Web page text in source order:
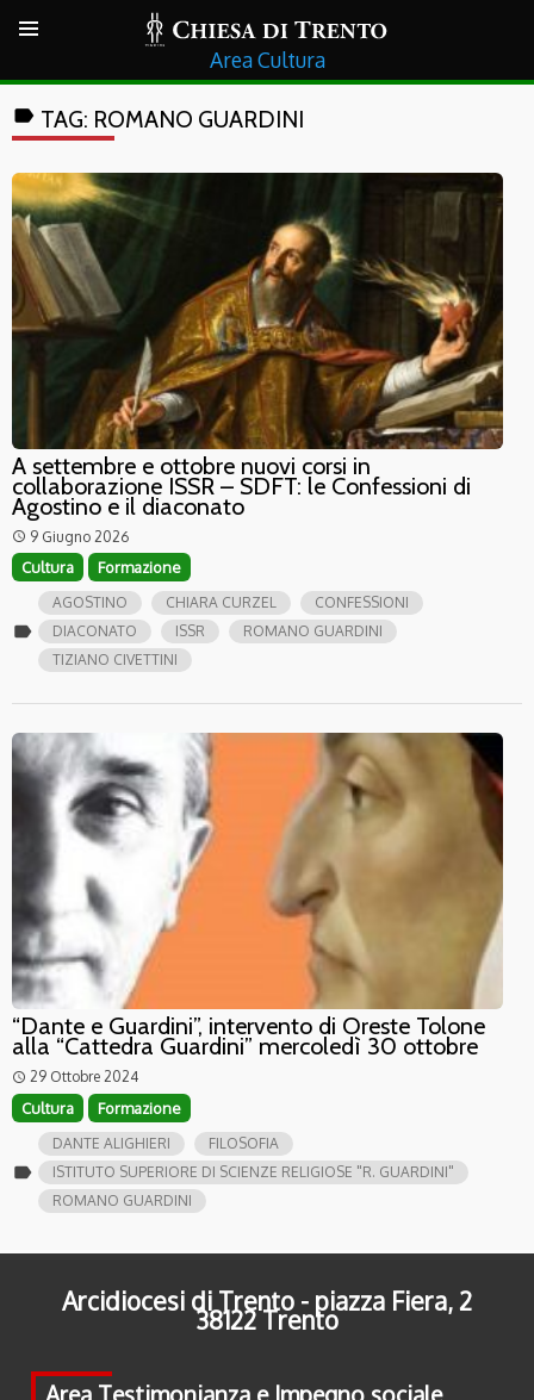
Cultura
label TAG: ROMANO GUARDINI
A settembre e ottobre nuovi corsi in
collaborazione ISSR – SDFT: le Confessioni di
Agostino e il diaconato
access_time 9 Giugno 2026
Cultura Formazione
label
AGOSTINO CHIARA CURZEL
CONFESSIONI
DIACONATO
ISSR
ROMANO GUARDINI
TIZIANO CIVETTINI
“Dante e Guardini”, intervento di Oreste Tolone
alla “Cattedra Guardini” mercoledì 30 ottobre
access_time 29 Ottobre 2024
Cultura Formazione
label
DANTE ALIGHIERI
FILOSOFIA
ISTITUTO SUPERIORE DI SCIENZE RELIGIOSE "R. GUARDINI"
ROMANO GUARDINI
Arcidiocesi di Trento - piazza Fiera, 2
38122 Trento
Area Testimonianza e Impegno sociale